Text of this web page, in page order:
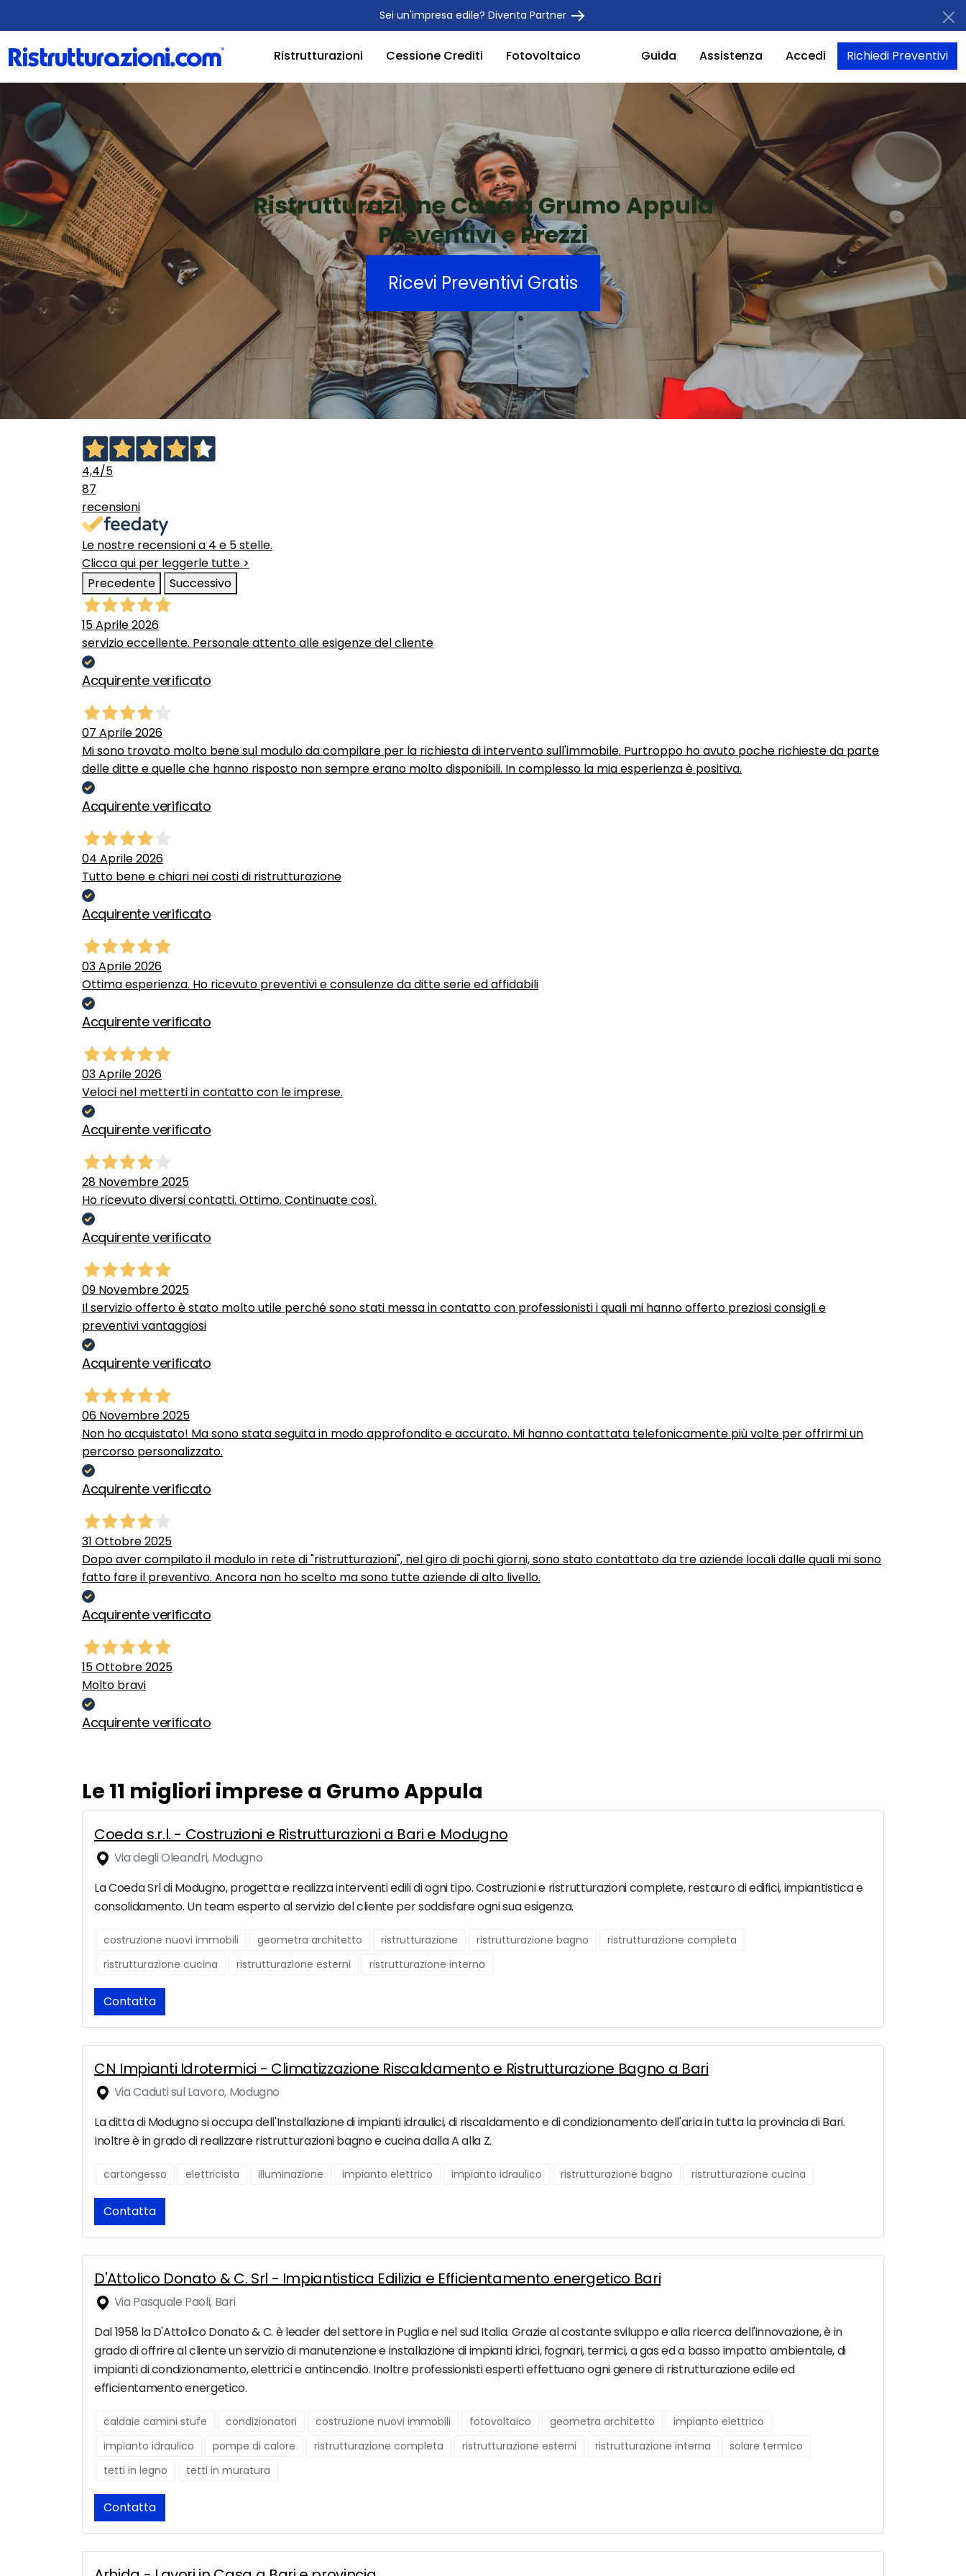
Sei un'impresa edile? Diventa Partner
Ristrutturazioni Cessione Crediti Fotovoltaico Guida Assistenza Accedi Richiedi Preventivi
Ristrutturazione Casa a Grumo Appula
Preventivi e Prezzi
Ricevi Preventivi Gratis
4,4/5
87
recensioni
Le nostre recensioni a 4 e 5 stelle.
Clicca qui per leggerle tutte >
Precedente
Successivo
15 Aprile 2026
servizio eccellente. Personale attento alle esigenze del cliente
Acquirente verificato
07 Aprile 2026
Mi sono trovato molto bene sul modulo da compilare per la richiesta di intervento sull'immobile. Purtroppo ho avuto poche richieste da parte
delle ditte e quelle che hanno risposto non sempre erano molto disponibili. In complesso la mia esperienza è positiva.
Acquirente verificato
04 Aprile 2026
Tutto bene e chiari nei costi di ristrutturazione
Acquirente verificato
03 Aprile 2026
Ottima esperienza. Ho ricevuto preventivi e consulenze da ditte serie ed affidabili
Acquirente verificato
03 Aprile 2026
Veloci nel metterti in contatto con le imprese.
Acquirente verificato
28 Novembre 2025
Ho ricevuto diversi contatti. Ottimo. Continuate così.
Acquirente verificato
09 Novembre 2025
Il servizio offerto è stato molto utile perché sono stati messa in contatto con professionisti i quali mi hanno offerto preziosi consigli e
preventivi vantaggiosi
Acquirente verificato
06 Novembre 2025
Non ho acquistato! Ma sono stata seguita in modo approfondito e accurato. Mi hanno contattata telefonicamente più volte per offrirmi un
percorso personalizzato.
Acquirente verificato
31 Ottobre 2025
Dopo aver compilato il modulo in rete di "ristrutturazioni", nel giro di pochi giorni, sono stato contattato da tre aziende locali dalle quali mi sono
fatto fare il preventivo. Ancora non ho scelto ma sono tutte aziende di alto livello.
Acquirente verificato
15 Ottobre 2025
Molto bravi
Acquirente verificato
Le 11 migliori imprese a Grumo Appula
Coeda s.r.l. - Costruzioni e Ristrutturazioni a Bari e Modugno
Via degli Oleandri, Modugno
La Coeda Srl di Modugno, progetta e realizza interventi edili di ogni tipo. Costruzioni e ristrutturazioni complete, restauro di edifici, impiantistica e
consolidamento. Un team esperto al servizio del cliente per soddisfare ogni sua esigenza.
costruzione nuovi immobili geometra architetto ristrutturazione ristrutturazione bagno
ristrutturazione completa
ristrutturazione cucina
ristrutturazione esterni ristrutturazione interna
Contatta
CN Impianti Idrotermici - Climatizzazione Riscaldamento e Ristrutturazione Bagno a Bari
Via Caduti sul Lavoro, Modugno
La ditta di Modugno si occupa dell'Installazione di impianti idraulici, di riscaldamento e di condizionamento dell'aria in tutta la provincia di Bari.
Inoltre è in grado di realizzare ristrutturazioni bagno e cucina dalla A alla Z.
cartongesso elettricista illuminazione impianto elettrico impianto idraulico ristrutturazione bagno ristrutturazione cucina
Contatta
D'Attolico Donato & C. Srl - Impiantistica Edilizia e Efficientamento energetico Bari
Via Pasquale Paoli, Bari
Dal 1958 la D'Attolico Donato & C. è leader del settore in Puglia e nel sud Italia. Grazie al costante sviluppo e alla ricerca dell'innovazione, è in
grado di offrire al cliente un servizio di manutenzione e installazione di impianti idrici, fognari, termici, a gas ed a basso impatto ambientale, di
impianti di condizionamento, elettrici e antincendio. Inoltre professionisti esperti effettuano ogni genere di ristrutturazione edile ed
efficientamento energetico.
caldaie camini stufe condizionatori costruzione nuovi immobili fotovoltaico geometra architetto
impianto elettrico
impianto idraulico
pompe di calore ristrutturazione completa ristrutturazione esterni ristrutturazione interna
solare termico
tetti in legno
tetti in muratura
Contatta